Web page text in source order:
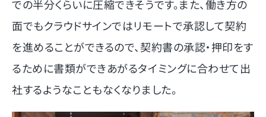
での半分くらいに圧縮できそうです。また、働き方の
面でもクラウドサインではリモートで承認して契約
を進めることができるので、契約書の承認・押印をす
るために書類ができあがるタイミングに合わせて出
社するようなこともなくなりました。